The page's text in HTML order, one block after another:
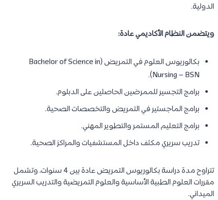
نصائح مهمة للراغبين في دراسة التمريض في
البحرين:
16.1.
هل دراسة التمريض في البحرين معترف
بها دوليًا؟
كم مدة دراسة التمريض في البحرين؟
16.3.
هل يمكن دراسة التمريض باللغة
الإنجليزية؟
16.4. هل توجد فرص عمل جيدة بعد التخرج؟
17. خاتمة:
نبذة عن نظام دراسة التمريض في البحرين:
يعتمد نظام تعليم التمريض في البحرين على الجمع بين الدراسة